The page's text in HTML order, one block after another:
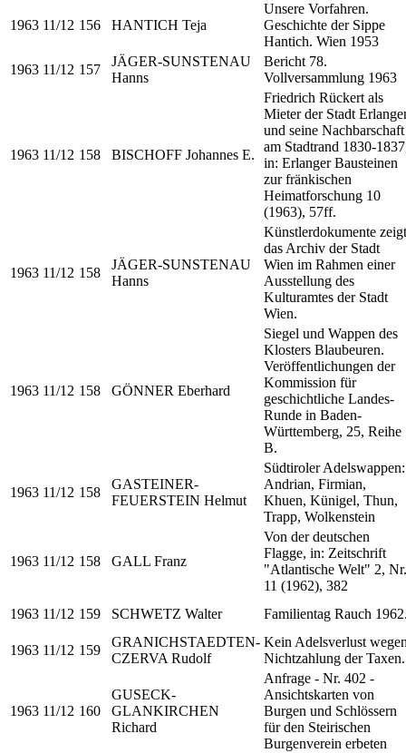
1963 11/12 156 HANTICH Teja
Unsere Vorfahren.
Geschichte der Sippe
Hantich. Wien 1953
1963 11/12 157
JÄGER-SUNSTENAU
Hanns
Bericht 78.
Vollversammlung 1963
1963 11/12 158 BISCHOFF Johannes E.
Friedrich Rückert als
Mieter der Stadt
und seine Nachbarschaft
am Stadtrand 1830-
in: Erlanger Bausteinen
zur fränkischen
Heimatforschung 10
(1963), 57ff.
1963 11/12 158
JÄGER-SUNSTENAU
Hanns
Künstlerdokumente zeigt
das Archiv der Stadt
Wien im Rahmen einer
Ausstellung des
Kulturamtes der Stadt
Wien.
1963 11/12 158 GÖNNER Eberhard
Siegel und Wappen des
Klosters Blaubeuren.
Veröffentlichungen der
Kommission für
geschichtliche Landes-
Runde in Baden-
Württemberg, 25, Reihe
B.
1963 11/12 158
GASTEINER-
FEUERSTEIN Helmut
Südtiroler Adelswappen:
Andrian, Firmian,
Khuen, Künigel, Thun,
Trapp, Wolkenstein
1963 11/12 158 GALL Franz
Von der deutschen
Flagge, in: Zeitschrift
"Atlantische Welt" 2, Nr.
11 (1962), 382
1963 11/12 159 SCHWETZ Walter Familientag Rauch
1963 11/12 159
GRANICHSTAEDTEN-
CZERVA Rudolf
Kein Adelsverlust
Nichtzahlung der Taxen.
1963 11/12 160
GUSECK-
GLANKIRCHEN
Richard
Anfrage - Nr. 402 -
Ansichtskarten von
Burgen und Schlössern
für den Steirischen
Burgenverein erbeten